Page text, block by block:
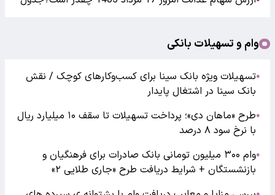
وام و تسهیلات بانکی
●تسهیلات ویژه بانک سینا برای کسب‌وکارهای کوچک / نقش
بانک سینا در اشتغال پایدار
●
طرح «ماهان دی»؛ پرداخت تسهیلات تا سقف ۱۰ میلیارد ریال
با نرخ سود ۸ درصد
●
وام ۳۰۰ میلیون تومانی بانک صادرات برای فرهنگیان و
بازنشستگان + شرایط دریافت طرح «جاری طلایی ۲»